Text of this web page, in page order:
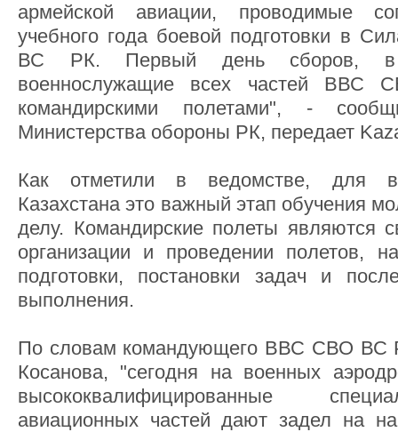
армейской авиации, проводимые
учебного года боевой подготовки в
ВС РК. Первый день сборов, в
военнослужащие всех частей ВВС
командирскими полетами", -
Министерства обороны РК, передает
Как отметили в ведомстве, для
Казахстана это важный этап обучения
делу. Командирские полеты являются
организации и проведении полетов,
подготовки, постановки задач и
выполнения.
По словам командующего ВВС СВО ВС
Косанова, "сегодня на военных
высококвалифицированные
авиационных частей дают задел на